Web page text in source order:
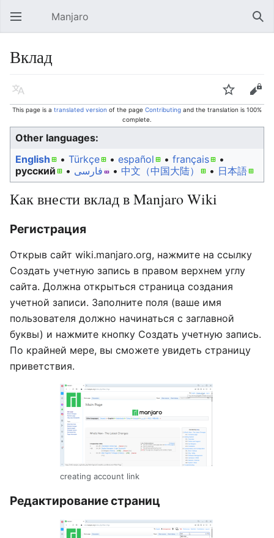
Open main menu Manjaro
Вклад
Language Watch Edit
This page is a translated version of the page Contributing and the translation is 100%
complete.
Other languages:
English
• ‎ Türkçe • ‎ español • ‎ français
•
русский • ‎ فارسی • ‎ 中文（中国大陆）‎ • ‎ 日本語
Как внести вклад в Manjaro Wiki
Регистрация
Открыв сайт wiki.manjaro.org, нажмите на ссылку
Создать учетную запись в правом верхнем углу
сайта. Должна открыться страница создания
учетной записи. Заполните поля (ваше имя
пользователя должно начинаться с заглавной
буквы) и нажмите кнопку Создать учетную запись.
По крайней мере, вы сможете увидеть страницу
приветствия.
creating account link
Редактирование страниц